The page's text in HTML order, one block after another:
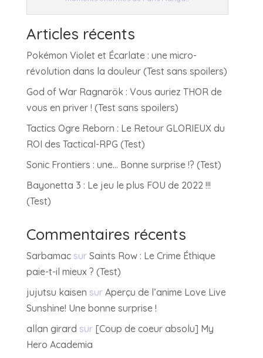
Articles récents
Pokémon Violet et Écarlate : une micro-
révolution dans la douleur (Test sans spoilers)
God of War Ragnarök : Vous auriez THOR de
vous en priver ! (Test sans spoilers)
Tactics Ogre Reborn : Le Retour GLORIEUX du
ROI des Tactical-RPG (Test)
Sonic Frontiers : une… Bonne surprise !? (Test)
Bayonetta 3 : Le jeu le plus FOU de 2022 !!!
(Test)
Commentaires récents
Sarbamacsur Saints Row : Le Crime Éthique
paie-t-il mieux ? (Test)
jujutsu kaisen sur Aperçu de l’anime Love Live
Sunshine! Une bonne surprise !
allan girard sur [Coup de coeur absolu] My
Hero Academia